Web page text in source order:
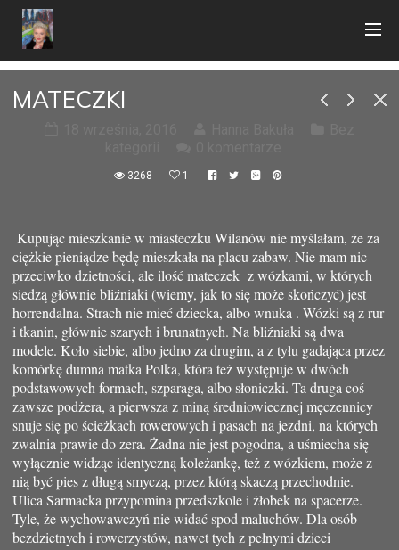
MATECZKI
3268 1
Kupując mieszkanie w miasteczku Wilanów nie myślałam, że za
ciężkie pieniądze będę mieszkała na placu zabaw. Nie mam nic
przeciwko dzietności, ale ilość mateczek z wózkami, w których
siedzą głównie bliźniaki (wiemy, jak to się może skończyć) jest
horrendalna. Strach nie mieć dziecka, albo wnuka . Wózki są z rur
i tkanin, głównie szarych i brunatnych. Na bliźniaki są dwa
modele. Koło siebie, albo jedno za drugim, a z tyłu gadająca przez
komórkę dumna matka Polka, która też występuje w dwóch
podstawowych formach, szparaga, albo słoniczki. Ta druga coś
zawsze podżera, a pierwsza z miną średniowiecznej męczennicy
snuje się po ścieżkach rowerowych i pasach na jezdni, na których
zwalnia prawie do zera. Żadna nie jest pogodna, a uśmiecha się
wyłącznie widząc identyczną koleżankę, też z wózkiem, może z
nią być pies z długą smyczą, przez którą skaczą przechodnie.
Ulica Sarmacka przypomina przedszkole i żłobek na spacerze.
Tyle, że wychowawczyń nie widać spod maluchów. Dla osób
bezdzietnych i rowerzystów, nawet tych z pełnymi dzieci